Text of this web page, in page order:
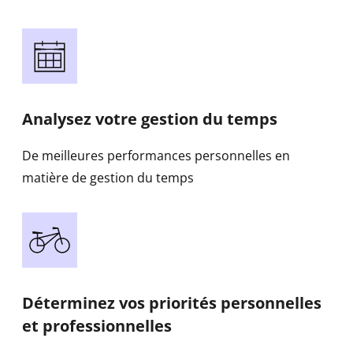
Analysez votre gestion du temps
De meilleures performances personnelles en
matière de gestion du temps
Déterminez vos priorités personnelles
et professionnelles